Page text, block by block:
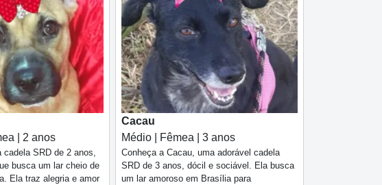
| 2 anos
cadela SRD de 2 anos,
busca um lar cheio de
Ela traz alegria e amor
Cacau
Médio | Fêmea | 3 anos
Conheça a Cacau, uma adorável cadela
SRD de 3 anos, dócil e sociável. Ela busca
um lar amoroso em Brasília para